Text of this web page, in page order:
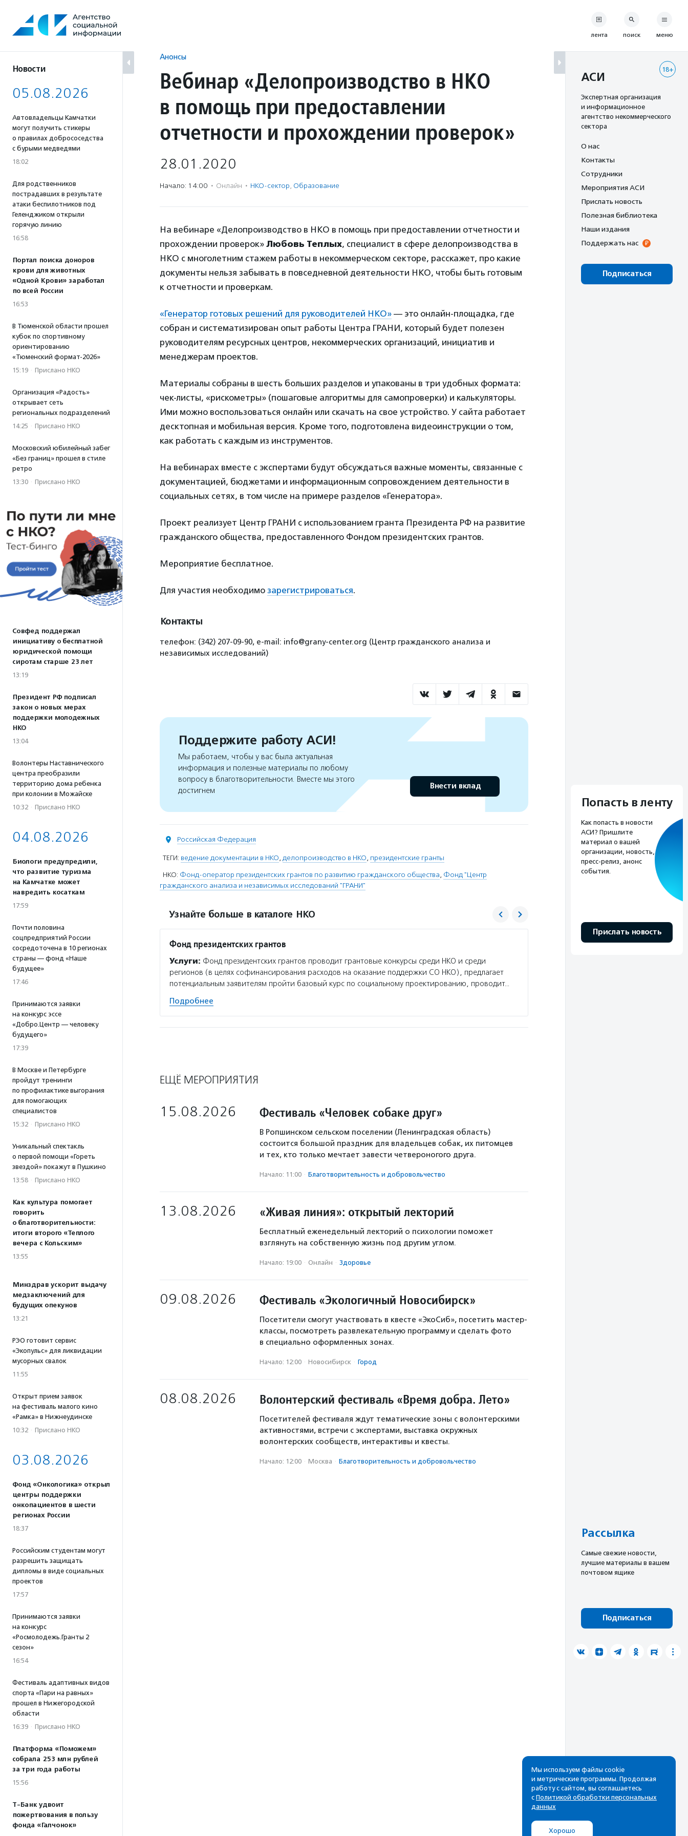
содержанию
Новости
05.08.2026
Автовладельцы Камчатки
могут получить стикеры
о правилах добрососедства
с бурыми медведями
18:02
Для родственников
пострадавших в результате
атаки беспилотников под
Геленджиком открыли
горячую линию
16:58
Портал поиска доноров
крови для животных
«Одной Крови» заработал
по всей России
16:53
В Тюменской области прошел
кубок по спортивному
ориентированию
«Тюменский формат-2026»
15:19 · Прислано НКО
Организация «Радость»
открывает сеть
региональных подразделений
14:25 · Прислано НКО
Московский юбилейный забег
«Без границ» прошел в стиле
ретро
13:30 · Прислано НКО
Совфед поддержал
инициативу о бесплатной
юридической помощи
сиротам старше 23 лет
13:19
Президент РФ подписал
закон о новых мерах
поддержки молодежных
НКО
13:04
Волонтеры Наставнического
центра преобразили
территорию дома ребенка
при колонии в Можайске
10:32 · Прислано НКО
04.08.2026
Биологи предупредили,
что развитие туризма
на Камчатке может
навредить косаткам
17:59
Почти половина
соцпредприятий России
сосредоточена в 10 регионах
страны — фонд «Наше
будущее»
17:46
Принимаются заявки
на конкурс эссе
«Добро.Центр — человеку
будущего»
17:39
В Москве и Петербурге
пройдут тренинги
по профилактике выгорания
для помогающих
специалистов
15:32 · Прислано НКО
Уникальный спектакль
о первой помощи «Гореть
звездой» покажут в Пушкино
13:58 · Прислано НКО
Как культура помогает
говорить
о благотворительности:
итоги второго «Теплого
вечера с Кольским»
13:55
Минздрав ускорит выдачу
медзаключений для
будущих опекунов
13:21
РЭО готовит сервис
«Экопульс» для ликвидации
мусорных свалок
11:55
Открыт прием заявок
на фестиваль малого кино
«Рамка» в Нижнеудинске
10:32 · Прислано НКО
03.08.2026
Фонд «Онкологика» открыл
центры поддержки
онкопациентов в шести
регионах России
18:37
Российским студентам могут
разрешить защищать
дипломы в виде социальных
проектов
17:57
Принимаются заявки
на конкурс
«Росмолодежь.Гранты 2
сезон»
16:54
Фестиваль адаптивных видов
спорта «Пари на равных»
прошел в Нижегородской
области
16:39 · Прислано НКО
Платформа «Поможем»
собрала 253 млн рублей
за три года работы
15:56
Т-Банк удвоит
пожертвования в пользу
фонда «Галчонок»
Анонсы
Вебинар «Делопроизводство в НКО
в помощь при предоставлении
отчетности и прохождении проверок»
28.01.2020
Начало: 14:00 · Онлайн · НКО-сектор, Образование
На вебинаре «Делопроизводство в НКО в помощь при предоставлении отчетности и
прохождении проверок» Любовь Теплых, специалист в сфере делопроизводства в
НКО с многолетним стажем работы в некоммерческом секторе, расскажет, про какие
документы нельзя забывать в повседневной деятельности НКО, чтобы быть готовым
к отчетности и проверкам.
«Генератор готовых решений для руководителей НКО» — это онлайн-площадка, где
собран и систематизирован опыт работы Центра ГРАНИ, который будет полезен
руководителям ресурсных центров, некоммерческих организаций, инициатив и
менеджерам проектов.
Материалы собраны в шесть больших разделов и упакованы в три удобных формата:
чек-листы, «рискометры» (пошаговые алгоритмы для самопроверки) и калькуляторы.
Ими можно воспользоваться онлайн или скачать на свое устройство. У сайта работает
десктопная и мобильная версия. Кроме того, подготовлена видеоинструкции о том,
как работать с каждым из инструментов.
На вебинарах вместе с экспертами будут обсуждаться важные моменты, связанные с
документацией, бюджетами и информационным сопровождением деятельности в
социальных сетях, в том числе на примере разделов «Генератора».
Проект реализует Центр ГРАНИ с использованием гранта Президента РФ на развитие
гражданского общества, предоставленного Фондом президентских грантов.
Мероприятие бесплатное.
Для участия необходимо зарегистрироваться.
Контакты
телефон: (342) 207-09-90, e-mail: info@grany-center.org (Центр гражданского анализа и
независимых исследований)
Поддержите работу АСИ!
Мы работаем, чтобы у вас была актуальная
информация и полезные материалы по любому
вопросу в благотворительности. Вместе мы этого
достигнем
Внести вклад
Российская Федерация
ТЕГИ: ведение документации в НКО, делопроизводство в НКО, президентские гранты
НКО: Фонд-оператор президентских грантов по развитию гражданского общества, Фонд "Центр
гражданского анализа и независимых исследований "ГРАНИ"
Узнайте больше в каталоге НКО
Фонд президентских грантов
Услуги: Фонд президентских грантов проводит грантовые конкурсы среди НКО и среди
регионов (в целях софинансирования расходов на оказание поддержки СО НКО), предлагает
потенциальным заявителям пройти базовый курс по социальному проектированию, проводит…
Подробнее
ЕЩЁ МЕРОПРИЯТИЯ
15.08.2026 Фестиваль «Человек собаке друг»
В Ропшинском сельском поселении (Ленинградская область)
состоится большой праздник для владельцев собак, их питомцев
и тех, кто только мечтает завести четвероногого друга.
Начало: 11:00 · Благотвори­тель­ность и доброволь­чест­во
13.08.2026 «Живая линия»: открытый лекторий
Бесплатный еженедельный лекторий о психологии поможет
взглянуть на собственную жизнь под другим углом.
Начало: 19:00 · Онлайн · Здоровье
09.08.2026 Фестиваль «Экологичный Новосибирск»
Посетители смогут участвовать в квесте «ЭкоСиб», посетить мастер-
классы, посмотреть развлекательную программу и сделать фото
в специально оформленных зонах.
Начало: 12:00 · Новосибирск · Город
08.08.2026 Волонтерский фестиваль «Время добра. Лето»
Посетителей фестиваля ждут тематические зоны с волонтерскими
активностями, встречи с экспертами, выставка окружных
волонтерских сообществ, интерактивы и квесты.
Начало: 12:00 · Москва · Благотвори­тель­ность и доброволь­чест­во
лента поиск меню
18+
АСИ
Экспертная организация
и информационное
агентство некоммерческого
сектора
О нас
Контакты
Сотрудники
Мероприятия АСИ
Прислать новость
Полезная библиотека
Наши издания
Поддержать нас
Подписаться
Попасть в ленту
Как попасть в новости
АСИ? Пришлите
материал о вашей
организации, новость,
пресс-релиз, анонс
события.
Прислать новость
Рассылка
Cамые свежие новости,
лучшие материалы в вашем
почтовом ящике
Подписаться
Мы используем файлы cookie
и метрические программы. Продолжая
работу с сайтом, вы соглашаетесь
с Политикой обработки персональных
данных
Хорошо